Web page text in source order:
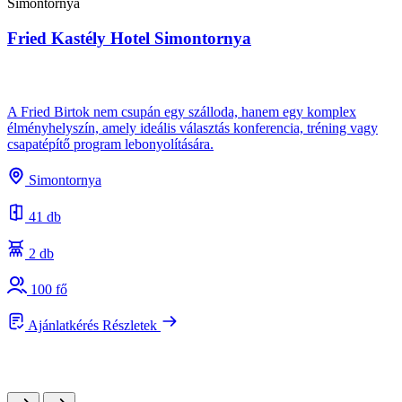
Fried Kastély Hotel Simontornya
A Fried Birtok nem csupán egy szálloda, hanem egy komplex
élményhelyszín, amely ideális választás konferencia, tréning vagy
csapatépítő program lebonyolítására.
Simontornya
41 db
2 db
100 fő
Ajánlatkérés Részletek